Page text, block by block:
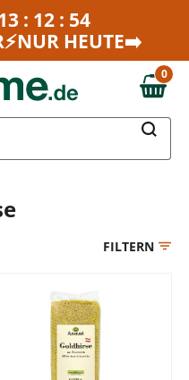
: 12 : 54
HEUTE➡️
0,00 €
0
FILTERN